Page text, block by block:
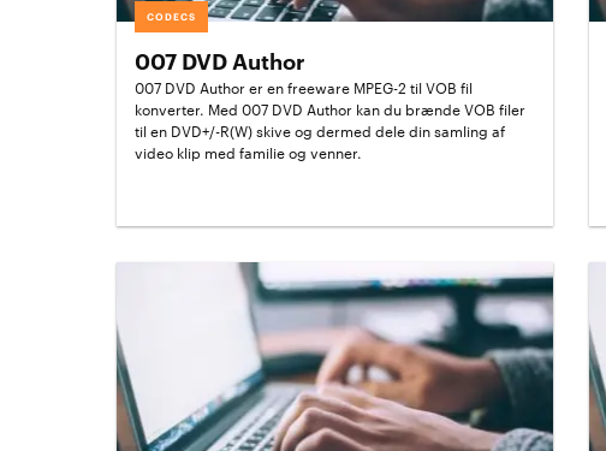
CODECS
007 DVD Author
007 DVD Author er en freeware MPEG-2 til VOB fil
konverter. Med 007 DVD Author kan du brænde VOB filer
til en DVD+/-R(W) skive og dermed dele din samling af
video klip med familie og venner.